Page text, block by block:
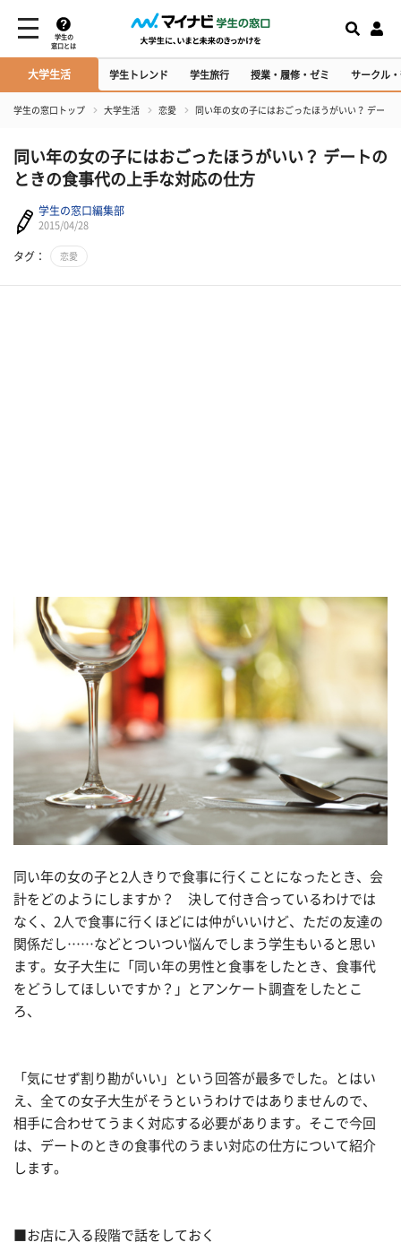
学生の
窓口とは
大学生活 学生トレンド 学生旅行 授業・履修・ゼミ サークル
学生の窓口トップ 大学生活 恋愛 同い年の女の子にはおごったほうがいい？ デート
同い年の女の子にはおごったほうがいい？ デートの
ときの食事代の上手な対応の仕方
学生の窓口編集部
2015/04/28
タグ： 恋愛
同い年の女の子と2人きりで食事に行くことになったとき、会
計をどのようにしますか？ 決して付き合っているわけでは
なく、2人で食事に行くほどには仲がいいけど、ただの友達の
関係だし……などとついつい悩んでしまう学生もいると思い
ます。女子大生に「同い年の男性と食事をしたとき、食事代
をどうしてほしいですか？」とアンケート調査をしたとこ
ろ、
「気にせず割り勘がいい」という回答が最多でした。とはい
え、全ての女子大生がそうというわけではありませんので、
相手に合わせてうまく対応する必要があります。そこで今回
は、デートのときの食事代のうまい対応の仕方について紹介
します。
■お店に入る段階で話をしておく